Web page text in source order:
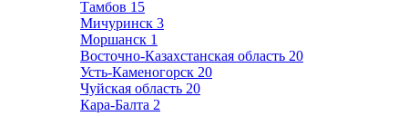
Тамбов 15
Мичуринск 3
Моршанск 1
Восточно-Казахстанская область 20
Усть-Каменогорск 20
Чуйская область 20
Кара-Балта 2